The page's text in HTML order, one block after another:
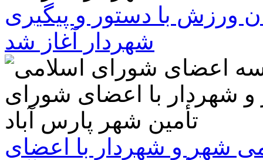
ورزش با دستور و پیگیری
شهردار آغاز شد
شهر و شهردار با اعضای